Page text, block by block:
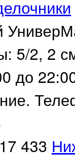
5/2, 2
до
433